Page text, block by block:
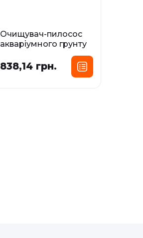
Очищувач-пилосос
акваріумного грунту
AMTRA HANDY на
батарейках
838,14 грн.